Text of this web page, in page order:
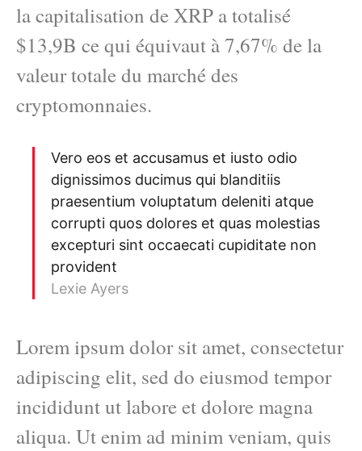
la capitalisation de XRP a totalisé
$13,9B ce qui équivaut à 7,67% de la
valeur totale du marché des
cryptomonnaies.
Vero eos et accusamus et iusto odio
dignissimos ducimus qui blanditiis
praesentium voluptatum deleniti atque
corrupti quos dolores et quas molestias
excepturi sint occaecati cupiditate non
provident
Lexie Ayers
Lorem ipsum dolor sit amet, consectetur
adipiscing elit, sed do eiusmod tempor
incididunt ut labore et dolore magna
aliqua. Ut enim ad minim veniam, quis